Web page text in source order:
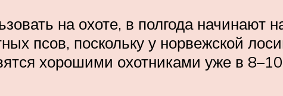
на охоте, в полгода начинают
псов, поскольку у норвежской
хорошими охотниками уже в